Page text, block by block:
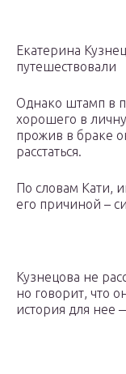
Екатерина
путешествовали
Однако штамп в
хорошего в
прожив в браке
расстаться.
По словам Кати,
его причиной –
Кузнецова не
но говорит, что
история для нее